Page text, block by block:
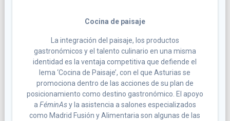
Cocina de paisaje
La integración del paisaje, los productos
gastronómicos y el talento culinario en una misma
identidad es la ventaja competitiva que defiende el
lema ‘Cocina de Paisaje’, con el que Asturias se
promociona dentro de las acciones de su plan de
posicionamiento como destino gastronómico. El apoyo
a FéminAsy la asistencia a salones especializados
como Madrid Fusión y Alimentaria son algunas de las